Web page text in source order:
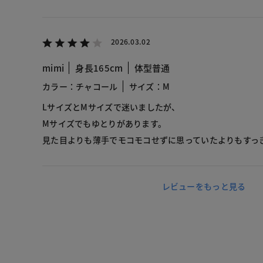
2026.03.02
mimi 身長165cm 体型普通
カラー：チャコール
サイズ：M
LサイズとMサイズで迷いましたが、
Mサイズでもゆとりがあります。
見た目よりも薄手でモコモコせずに思っていたよりもすっ
レビューをもっと見る